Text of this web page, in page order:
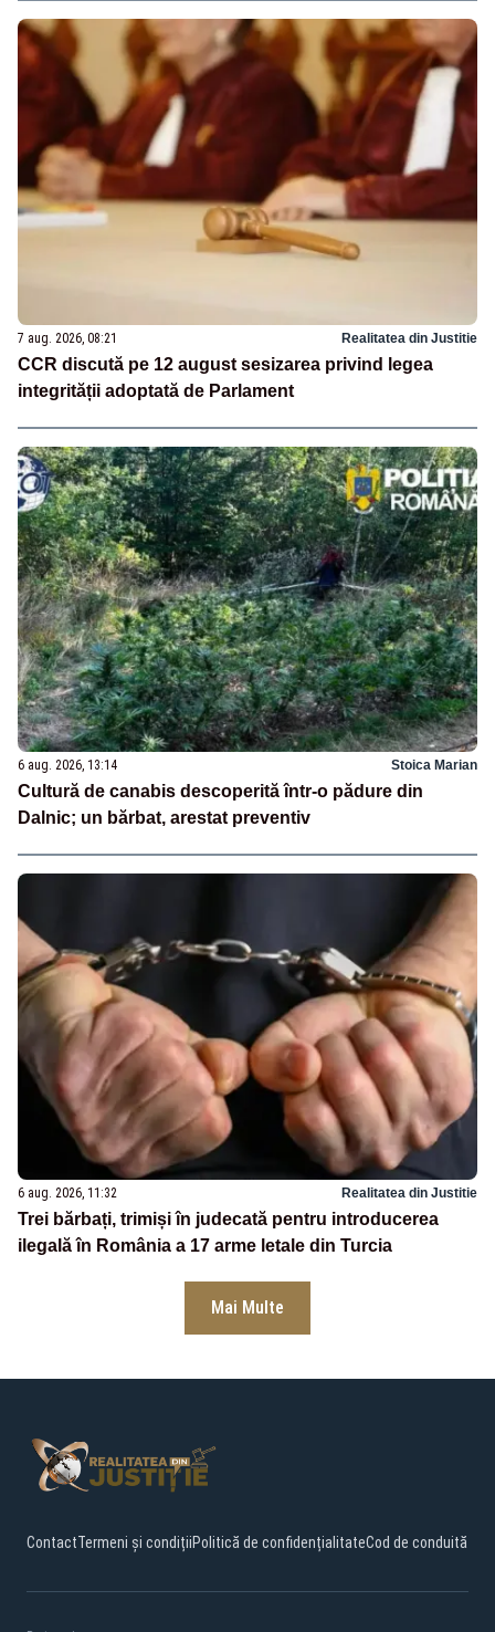
7 aug. 2026, 08:21 Realitatea din Justitie
CCR discută pe 12 august sesizarea privind legea
integrității adoptată de Parlament
6 aug. 2026, 13:14 Stoica Marian
Cultură de canabis descoperită într-o pădure din
Dalnic; un bărbat, arestat preventiv
6 aug. 2026, 11:32 Realitatea din Justitie
Trei bărbați, trimiși în judecată pentru introducerea
ilegală în România a 17 arme letale din Turcia
Mai Multe
ContactTermeni și condițiiPolitică de confidențialitateCod de conduită